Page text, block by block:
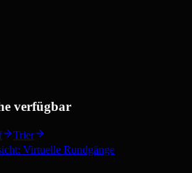
verfügbar
Trier
Virtuelle Rundgänge